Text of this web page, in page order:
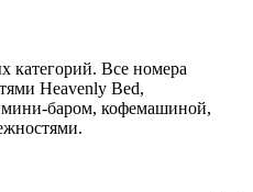
категорий. Все номера
Heavenly Bed,
баром, кофемашиной,